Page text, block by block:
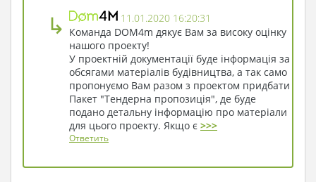
минуя снег и дождь.
↳
11.01.2020 16:20:31
Команда DOM4m дякує Вам за високу оцінку
нашого проекту!
У проектній документації буде інформація за
обсягами матеріалів будівництва, а так само
пропонуємо Вам разом з проектом придбати
Пакет "Тендерна пропозиція", де буде
подано детальну інформацію про матеріали
для цього проекту. Якщо є >>>
Ответить